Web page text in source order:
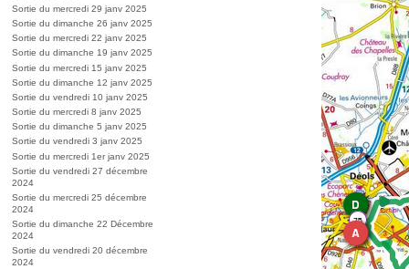
Sortie du mercredi 29 janv 2025
Sortie du dimanche 26 janv 2025
Sortie du mercredi 22 janv 2025
Sortie du dimanche 19 janv 2025
Sortie du mercredi 15 janv 2025
Sortie du dimanche 12 janv 2025
Sortie du vendredi 10 janv 2025
Sortie du mercredi 8 janv 2025
Sortie du dimanche 5 janv 2025
Sortie du vendredi 3 janv 2025
Sortie du mercredi 1er janv 2025
Sortie du vendredi 27 décembre
2024
Sortie du mercredi 25 décembre
2024
Sortie du dimanche 22 Décembre
2024
Sortie du vendredi 20 décembre
2024